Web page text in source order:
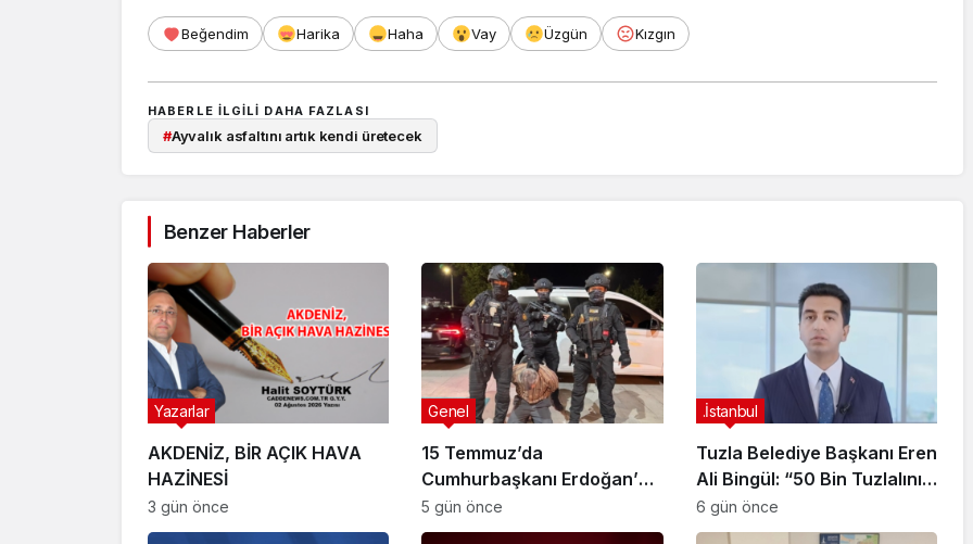
Afyonkarahisar’da Yakalandı
Beğendim Harika Haha Vay Üzgün Kızgın
HABERLE ILGILI DAHA FAZLASI
#Ayvalık asfaltını artık kendi üretecek
Benzer Haberler
AKDENİZ, BİR AÇIK HAVA
HAZİNESİ
Yazarlar
3 gün önce
15 Temmuz’da
Cumhurbaşkanı Erdoğan’a
Suikast Girişiminde Bulunan
FETÖ Firarisi B.K.
Genel
5 gün önce
Tuzla Belediye Başkanı Eren
Ali Bingül: “50 Bin Tuzlalının
Evi Yıkılma Riskiyle Karşı
Karşıya”
.İstanbul
6 gün önce